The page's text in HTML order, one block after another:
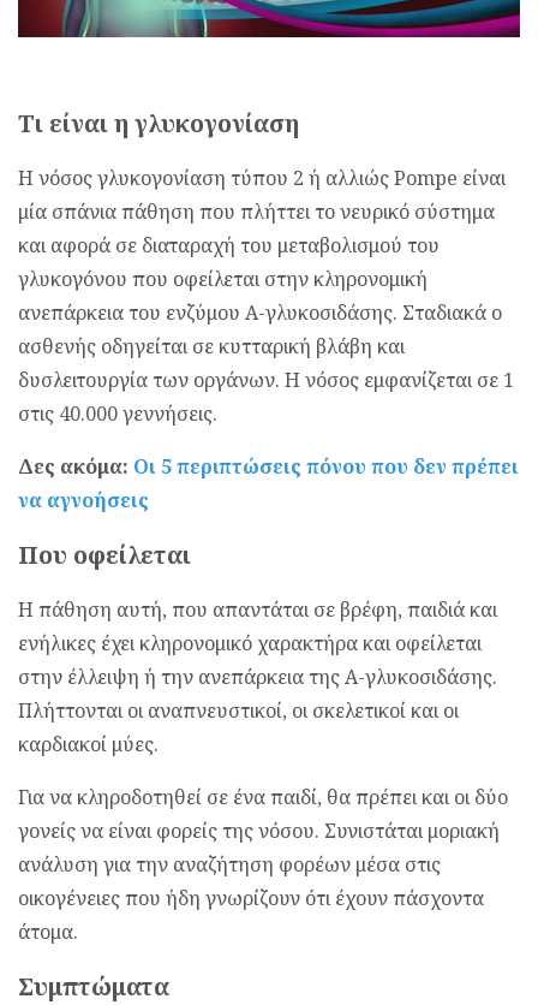
Τι είναι η γλυκογονίαση
Η νόσος γλυκογονίαση τύπου 2 ή αλλιώς Pompe είναι
μία σπάνια πάθηση που πλήττει το νευρικό σύστημα
και αφορά σε διαταραχή του μεταβολισμού του
γλυκογόνου που οφείλεται στην κληρονομική
ανεπάρκεια του ενζύμου Α-γλυκοσιδάσης. Σταδιακά ο
ασθενής οδηγείται σε κυτταρική βλάβη και
δυσλειτουργία των οργάνων. Η νόσος εμφανίζεται σε 1
στις 40.000 γεννήσεις.
Δες ακόμα: Οι 5 περιπτώσεις πόνου που δεν πρέπει
να αγνοήσεις
Που οφείλεται
Η πάθηση αυτή, που απαντάται σε βρέφη, παιδιά και
ενήλικες έχει κληρονομικό χαρακτήρα και οφείλεται
στην έλλειψη ή την ανεπάρκεια της Α-γλυκοσιδάσης.
Πλήττονται οι αναπνευστικοί, οι σκελετικοί και οι
καρδιακοί μύες.
Για να κληροδοτηθεί σε ένα παιδί, θα πρέπει και οι δύο
γονείς να είναι φορείς της νόσου. Συνιστάται μοριακή
ανάλυση για την αναζήτηση φορέων μέσα στις
οικογένειες που ήδη γνωρίζουν ότι έχουν πάσχοντα
άτομα.
Συμπτώματα